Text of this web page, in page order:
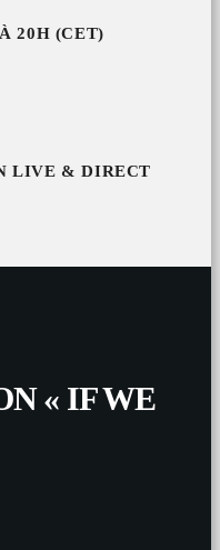
20H (CET)
LIVE & DIRECT
« IF WE